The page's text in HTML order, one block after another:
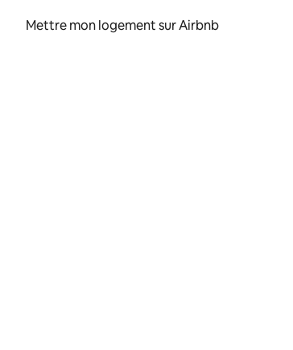
Mettre mon logement sur Airbnb